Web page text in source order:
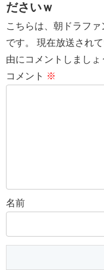
ださいｗ
こちらは、朝ドラフ
です。 現在放送され
由にコメントしましょ
コメント ※
名前